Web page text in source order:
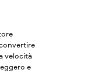
velocità
e